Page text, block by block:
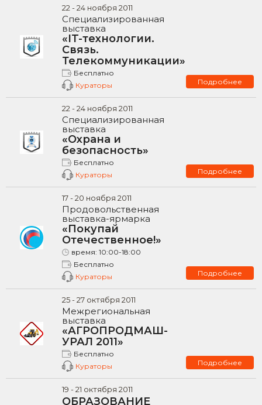
22 -24ноября 2011
Специализированная
выставка
«IT-технологии.
Связь.
Телекоммуникации»
Бесплатно
Кураторы
Подробнее
22 -24ноября 2011
Специализированная
выставка
«Охрана и
безопасность»
Бесплатно
Кураторы
Подробнее
17-20 ноября 2011
Продовольственная
выставка-ярмарка
«Покупай
Отечественное!»
время: 10:00-18:00
Бесплатно
Кураторы
Подробнее
25-27октября 2011
Межрегиональная
выставка
«АГРОПРОДМАШ-
УРАЛ 2011»
Бесплатно
Кураторы
Подробнее
19 -21 октября 2011
ОБРАЗОВАНИЕ